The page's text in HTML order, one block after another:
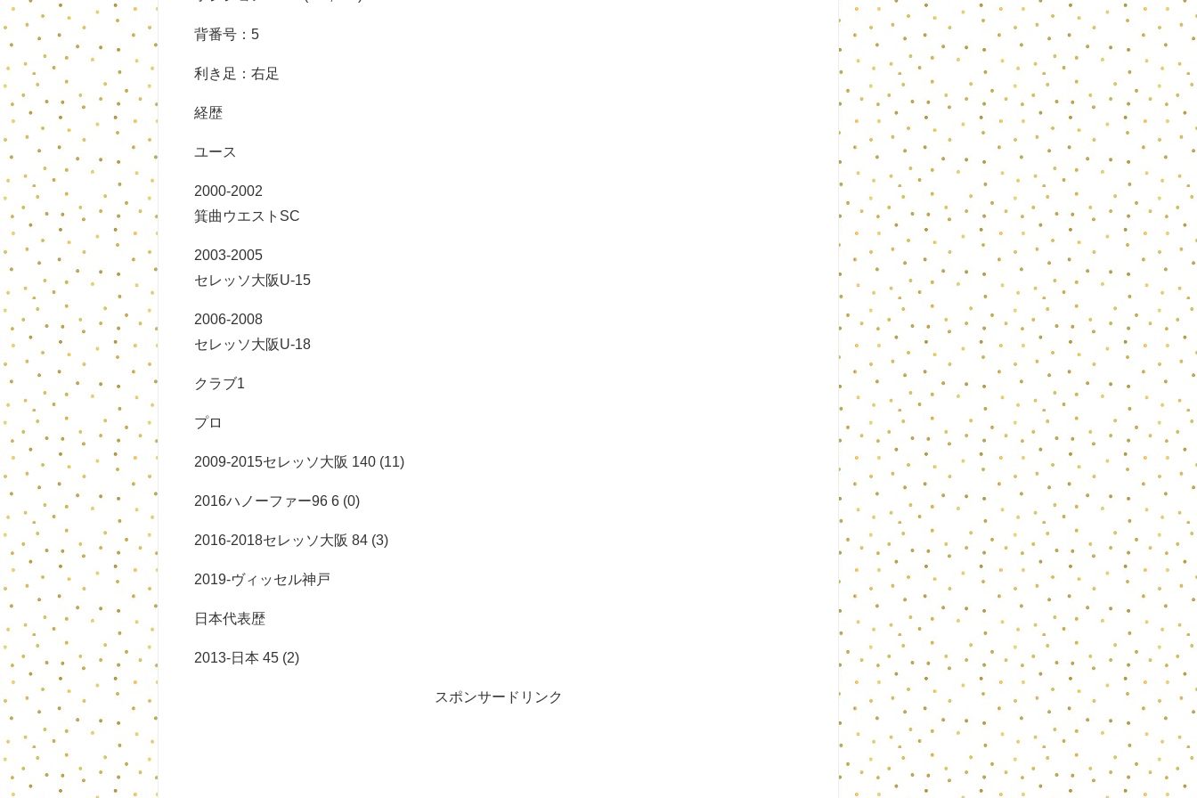
背番号：5
利き足：右足
経歴
ユース
2000-2002
箕曲ウエストSC
2003-2005
セレッソ大阪U-15
2006-2008
セレッソ大阪U-18
クラブ1
プロ
2009-2015セレッソ大阪 140 (11)
2016ハノーファー96 6 (0)
2016-2018セレッソ大阪 84 (3)
2019-ヴィッセル神戸
日本代表歴
2013-日本 45 (2)
スポンサードリンク